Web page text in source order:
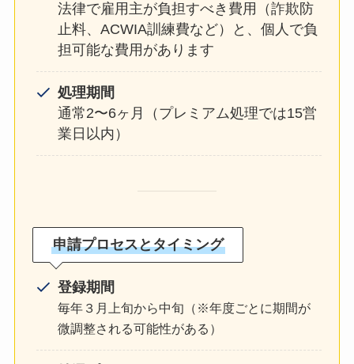
法律で雇用主が負担すべき費用（詐欺防
止料、ACWIA訓練費など）と、個人で負
担可能な費用があります
処理期間
通常2〜6ヶ月（プレミアム処理では15営
業日以内）
申請プロセスとタイミング
登録期間
毎年３月上旬から中旬 （※年度ごとに期間が
微調整される可能性がある）